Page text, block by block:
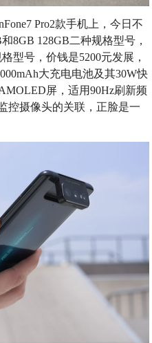
Pro2款手机上，今日不
8GB 128GB二种规格型号，
型号，价钱是5200元发展，
大充电电池及其30W快
屏，适用90Hz刷新频
控摄像头的关联，正脸是一